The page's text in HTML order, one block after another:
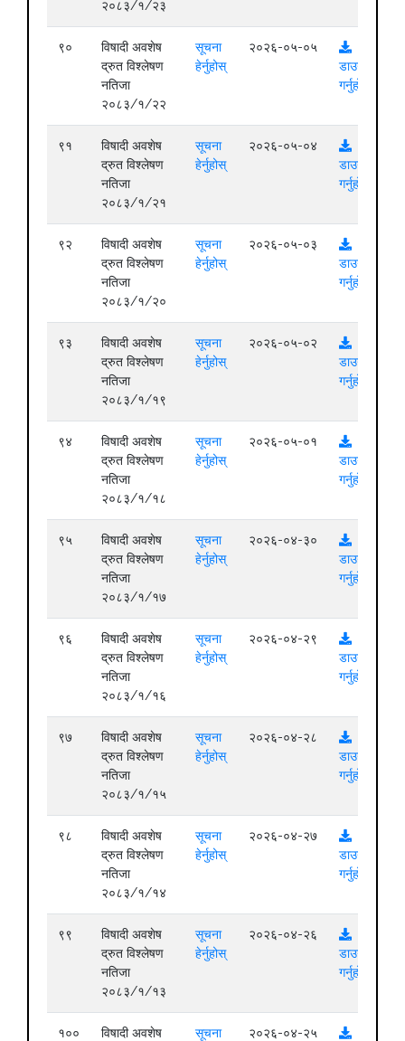
२०८३/१/२३
९०
विषादी अवशेष
द्रुत विश्लेषण
नतिजा
२०८३/१/२२
सूचना
हेर्नुहोस्
२०२६-०५-०५
डाउनलोड
गर्नुहोस्
९१
विषादी अवशेष
द्रुत विश्लेषण
नतिजा
२०८३/१/२१
सूचना
हेर्नुहोस्
२०२६-०५-०४
डाउनलोड
गर्नुहोस्
९२
विषादी अवशेष
द्रुत विश्लेषण
नतिजा
२०८३/१/२०
सूचना
हेर्नुहोस्
२०२६-०५-०३
डाउनलोड
गर्नुहोस्
९३
विषादी अवशेष
द्रुत विश्लेषण
नतिजा
२०८३/१/१९
सूचना
हेर्नुहोस्
२०२६-०५-०२
डाउनलोड
गर्नुहोस्
९४
विषादी अवशेष
द्रुत विश्लेषण
नतिजा
२०८३/१/१८
सूचना
हेर्नुहोस्
२०२६-०५-०१
डाउनलोड
गर्नुहोस्
९५
विषादी अवशेष
द्रुत विश्लेषण
नतिजा
२०८३/१/१७
सूचना
हेर्नुहोस्
२०२६-०४-३०
डाउनलोड
गर्नुहोस्
९६
विषादी अवशेष
द्रुत विश्लेषण
नतिजा
२०८३/१/१६
सूचना
हेर्नुहोस्
२०२६-०४-२९
डाउनलोड
गर्नुहोस्
९७
विषादी अवशेष
द्रुत विश्लेषण
नतिजा
२०८३/१/१५
सूचना
हेर्नुहोस्
२०२६-०४-२८
डाउनलोड
गर्नुहोस्
९८
विषादी अवशेष
द्रुत विश्लेषण
नतिजा
२०८३/१/१४
सूचना
हेर्नुहोस्
२०२६-०४-२७
डाउनलोड
गर्नुहोस्
९९
विषादी अवशेष
द्रुत विश्लेषण
नतिजा
२०८३/१/१३
सूचना
हेर्नुहोस्
२०२६-०४-२६
डाउनलोड
गर्नुहोस्
१००
विषादी अवशेष
सूचना
२०२६-०४-२५